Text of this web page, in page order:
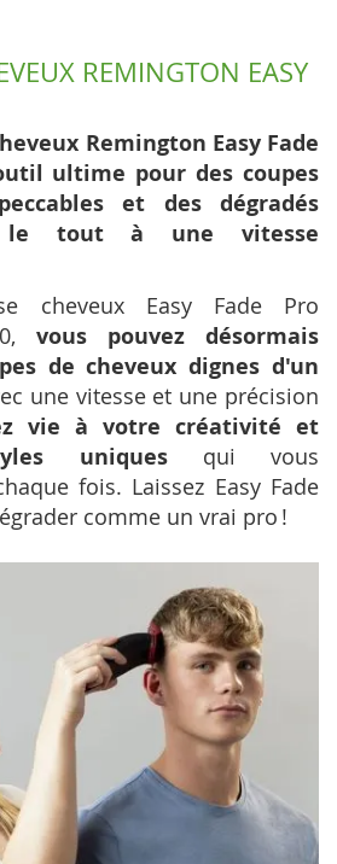
REMINGTON EASY
Remington Easy Fade
ultime pour des coupes
et des dégradés
le tout à une vitesse
cheveux Easy Fade Pro
vous pouvez désormais
de cheveux dignes d'un
une vitesse et une précision
vie à votre créativité et
uniquesqui vous
fois. Laissez Easy Fade
comme un vrai pro !